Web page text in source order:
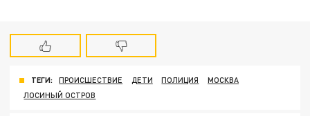
ТЕГИ: ПРОИСШЕСТВИЕ ДЕТИ ПОЛИЦИЯ
МОСКВА
ЛОСИНЫЙ ОСТРОВ